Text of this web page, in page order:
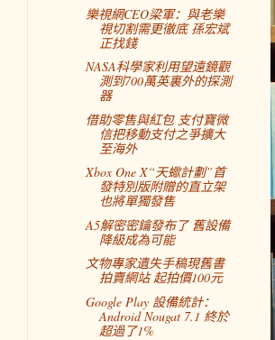
樂視網CEO梁軍：與老樂
視切割需更徹底 孫宏斌
正找錢
NASA科學家利用望遠鏡觀
測到700萬英裏外的探測
器
借助零售與紅包 支付寶微
信把移動支付之爭擴大
至海外
Xbox One X“天蠍計劃”首
發特別版附贈的直立架
也將單獨發售
A5解密密鑰發布了 舊設備
降級成為可能
文物專家遺失手稿現舊書
拍賣網站 起拍價100元
Google Play 設備統計：
Android Nougat 7.1 終於
超過了1%